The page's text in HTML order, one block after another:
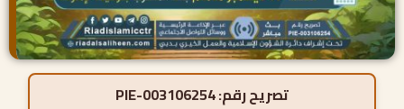
تصريح رقم:PIE-003106254